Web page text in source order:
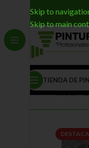
Skip to
Skip to main
TIENDA DE
Inicio/